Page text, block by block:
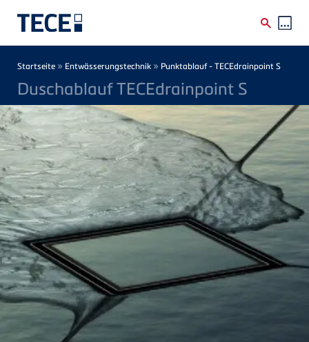
Breadcrumb
Startseite » Entwässerungstechnik » Punktablauf - TECEdrainpoint S
Duschablauf TECEdrainpoint S